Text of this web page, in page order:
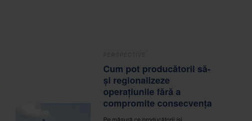
Cum pot producătorii să-
și regionalizeze
operațiunile fără a
compromite consecvența
Pe măsură ce producătorii își